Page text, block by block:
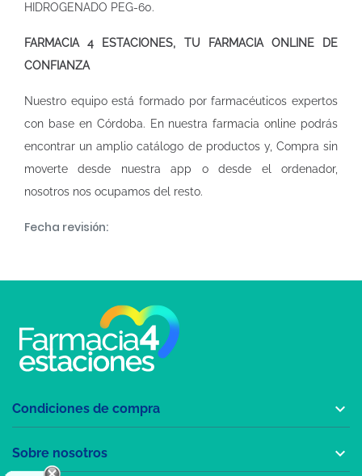
HIDROGENADO PEG-60.
FARMACIA 4 ESTACIONES, TU FARMACIA ONLINE DE
CONFIANZA
Nuestro equipo está formado por farmacéuticos expertos
con base en Córdoba. En nuestrafarmacia online podrás
encontrar un amplio catálogo de productos y, Compra sin
moverte desde nuestra app o desde el ordenador,
nosotros nos ocupamos del resto.
Fecha revisión:
Condiciones de compra 
Sobre nosotros 